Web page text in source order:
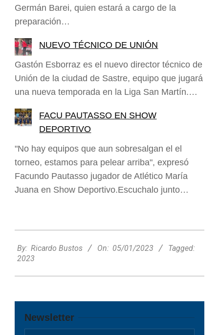
Germán Barei, quien estará a cargo de la
preparación…
NUEVO TÉCNICO DE UNIÓN
Gastón Esborraz es el nuevo director técnico de
Unión de la ciudad de Sastre, equipo que jugará
una nueva temporada en la Liga San Martín.…
FACU PAUTASSO EN SHOW
DEPORTIVO
"No hay equipos que aun sobresalgan el el
torneo, estamos para pelear arriba", expresó
Facundo Pautasso jugador de Atlético María
Juana en Show Deportivo.Escuchalo junto…
01-
05
By: Ricardo Bustos On: 05/01/2023
Tagged:
2023
Newsletter